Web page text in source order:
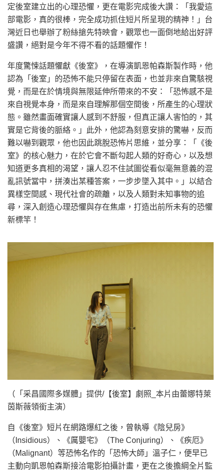
定後室建立出的心理恐懼，更在電影完成後大讚：「我愛這
部電影，真的很棒，完全成功抓住短片所呈現的精神！」台
灣近日也舉辦了粉絲搶先特映會，觀眾也一面倒地給出好評
盛讚，絕對是今年不得不看的話題懼作！
年度驚悚話題懼獻《後室》，在導演凱恩帕森斯製作時，他
認為「後室」的恐怖不能只停留在表面，也並非來自驚駭視
覺，而是在於情境與無限延伸所帶來的不安：「恐怖感不是
來自視覺本身，而是來自理解那個空間後，所產生的心理狀
態。雖然畫面確實讓人感到不舒服，但真正讓人害怕的，其
實是它背後的脈絡。」此外，他認為刻意安排的驚嚇，反而
難以嚇到觀眾，他也因此跳脫恐怖片思維，並分享：「《後
室》的核心魅力，在於它會不斷勾起人類的好奇心，以及想
知道更多真相的渴望，讓人忍不住試圖從看似毫無意義的混
亂訊號當中，拼湊出某種答案，一步步墜入其中。」以結合
異樣空間感、現代社會的疏離，以及人類對未知事物的追
尋，深入創造心理恐懼與存在焦慮，打造出前所未有的恐懼
新標竿！
（「采昌國際多媒體」提供/【後室】劇照_本片由蕾娜特萊
茵斯薇領銜主演）
自《後室》短片在網路爆紅之後，曾執導《陰兒房》
（Insidious）、《厲嬰宅》（The Conjuring）、《疾厄》
（Malignant）等恐怖名作的「恐怖大師」溫子仁，便早已
主動向凱恩帕森斯接洽電影拍攝計畫，更在之後擔綱全片監